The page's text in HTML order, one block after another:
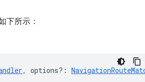
下所示：
, options? :